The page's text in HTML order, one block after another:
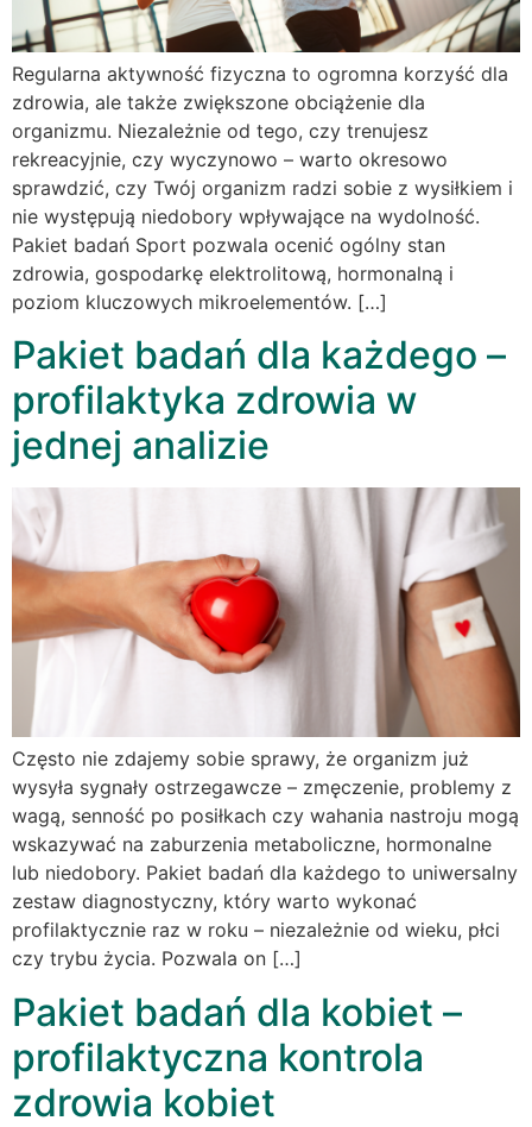
Regularna aktywność fizyczna to ogromna korzyść dla
zdrowia, ale także zwiększone obciążenie dla
organizmu. Niezależnie od tego, czy trenujesz
rekreacyjnie, czy wyczynowo – warto okresowo
sprawdzić, czy Twój organizm radzi sobie z wysiłkiem i
nie występują niedobory wpływające na wydolność.
Pakiet badań Sport pozwala ocenić ogólny stan
zdrowia, gospodarkę elektrolitową, hormonalną i
poziom kluczowych mikroelementów. […]
Pakiet badań dla każdego –
profilaktyka zdrowia w
jednej analizie
Często nie zdajemy sobie sprawy, że organizm już
wysyła sygnały ostrzegawcze – zmęczenie, problemy z
wagą, senność po posiłkach czy wahania nastroju mogą
wskazywać na zaburzenia metaboliczne, hormonalne
lub niedobory. Pakiet badań dla każdego to uniwersalny
zestaw diagnostyczny, który warto wykonać
profilaktycznie raz w roku – niezależnie od wieku, płci
czy trybu życia. Pozwala on […]
Pakiet badań dla kobiet –
profilaktyczna kontrola
zdrowia kobiet